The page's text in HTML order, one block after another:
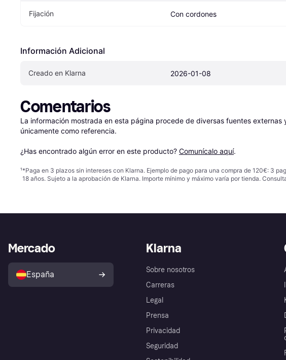
Fijación Con cordones
Información Adicional
Creado en Klarna 2026-01-08
Comentarios
La información mostrada en esta página procede de diversas fuentes externas
únicamente como referencia.
¿Has encontrado algún error en este producto? Comunícalo aquí.
¹*Paga en 3 plazos sin intereses con Klarna. Ejemplo de pago para una compra de 120€: 3
18 años. Sujeto a la aprobación de Klarna. Importe mínimo y máximo varía por tienda.
Klarna
Sobre nosotros
Carreras
Legal
Prensa
Privacidad
Seguridad
Mercado
España